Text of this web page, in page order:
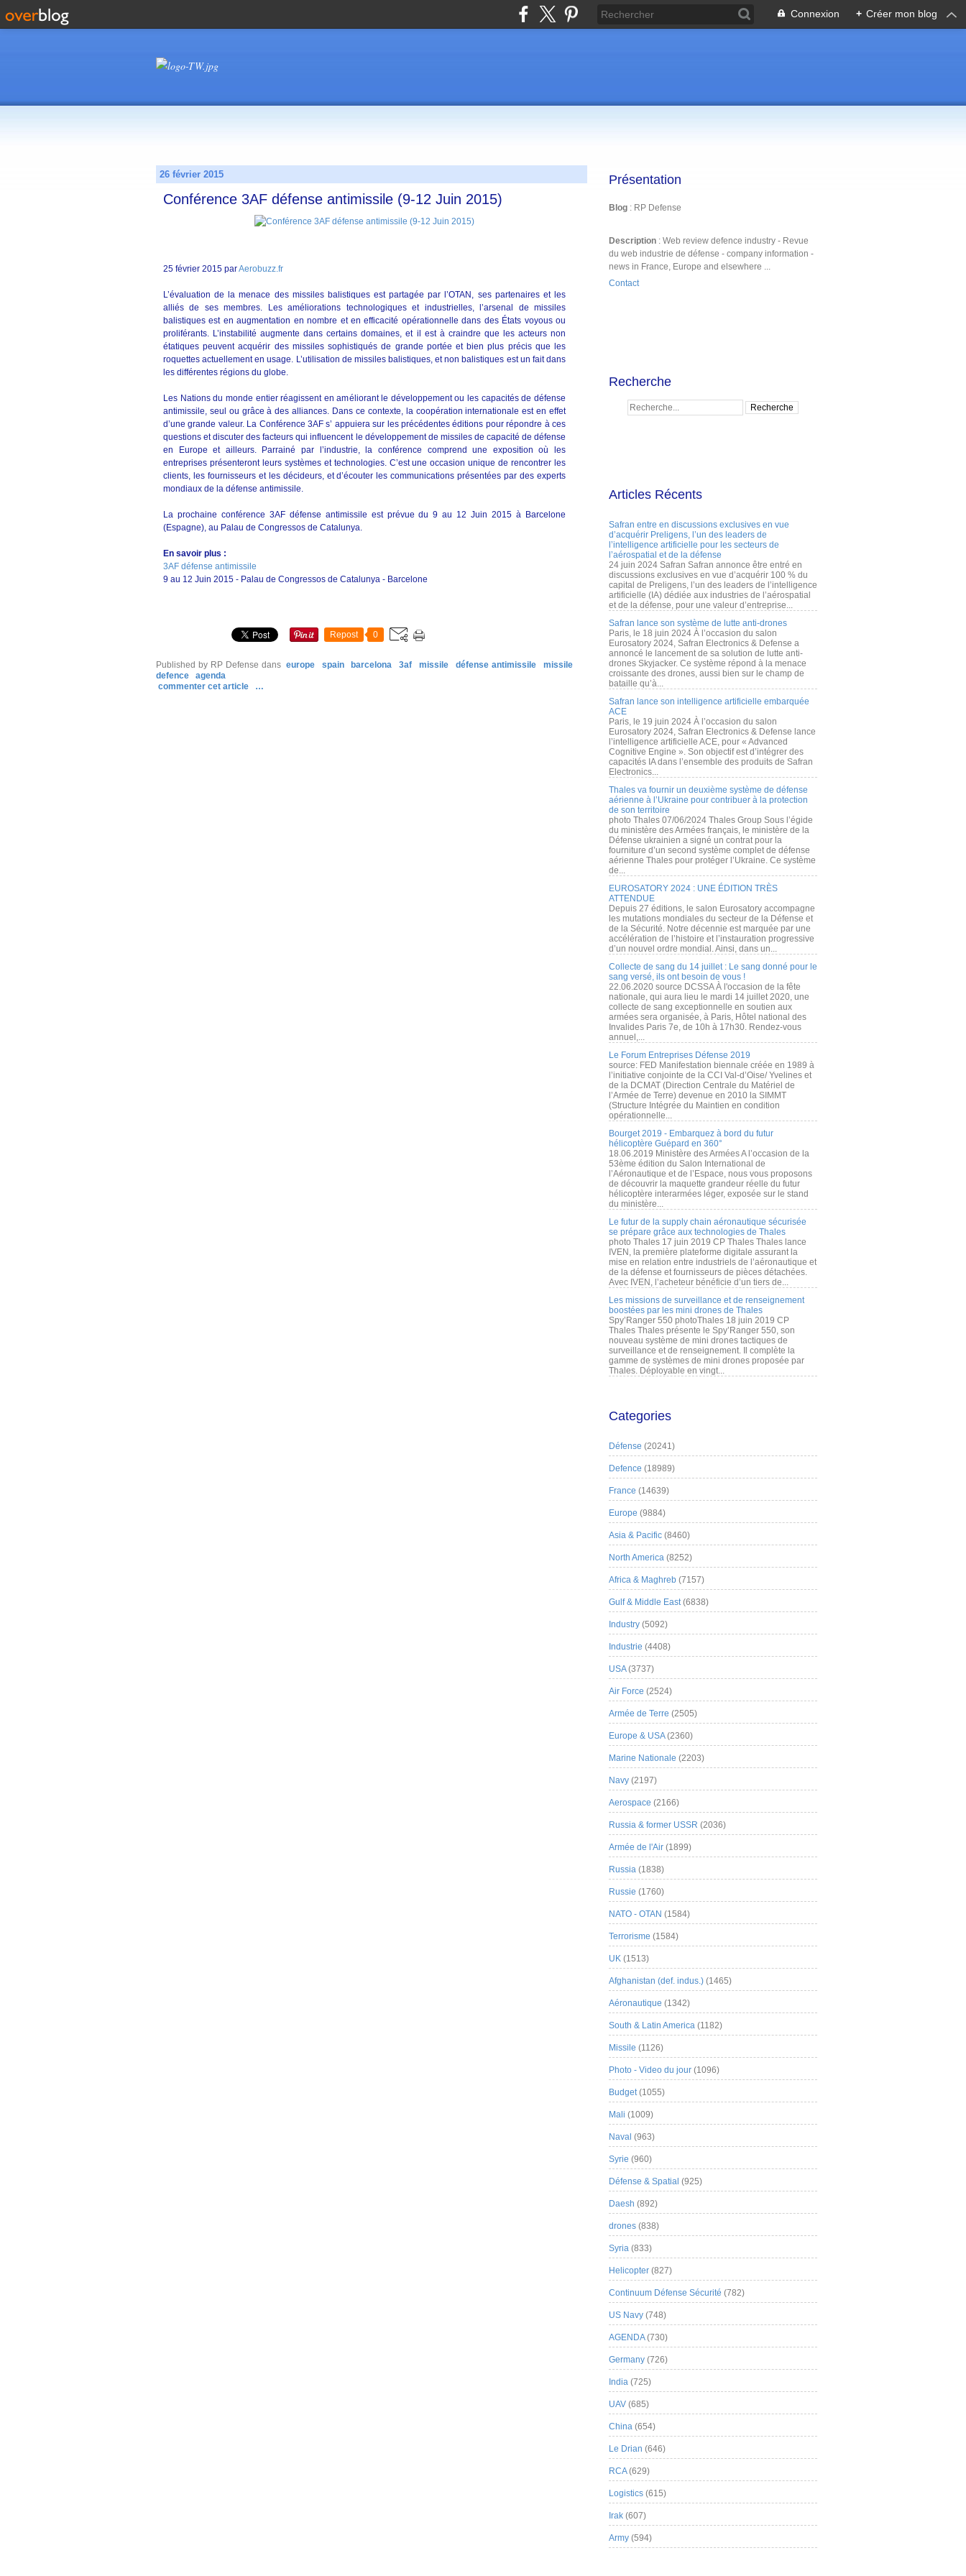
Connexion + Créer mon blog
26 février 2015
Conférence 3AF défense antimissile (9-12 Juin 2015)
25 février 2015 parAerobuzz.fr
L’évaluation de la menace des missiles balistiques est partagée par l’OTAN, ses partenaires et les
alliés de ses membres. Les améliorations technologiques et industrielles, l’arsenal de missiles
balistiques est en augmentation en nombre et en efficacité opérationnelle dans des États voyous ou
proliférants. L’instabilité augmente dans certains domaines, et il est à craindre que les acteurs non
étatiques peuvent acquérir des missiles sophistiqués de grande portée et bien plus précis que les
roquettes actuellement en usage. L’utilisation de missiles balistiques, et non balistiques est un fait dans
les différentes régions du globe.
Les Nations du monde entier réagissent en améliorant le développement ou les capacités de défense
antimissile, seul ou grâce à des alliances. Dans ce contexte, la coopération internationale est en effet
d’une grande valeur. La Conférence 3AF s’ appuiera sur les précédentes éditions pour répondre à ces
questions et discuter des facteurs qui influencent le développement de missiles de capacité de défense
en Europe et ailleurs. Parrainé par l’industrie, la conférence comprend une exposition où les
entreprises présenteront leurs systèmes et technologies. C’est une occasion unique de rencontrer les
clients, les fournisseurs et les décideurs, et d’écouter les communications présentées par des experts
mondiaux de la défense antimissile.
La prochaine conférence 3AF défense antimissile est prévue du 9 au 12 Juin 2015 à Barcelone
(Espagne), au Palau de Congressos de Catalunya.
En savoir plus :
3AF défense antimissile
9 au 12 Juin 2015 - Palau de Congressos de Catalunya - Barcelone
Repost 0
Published by RP Defense dans europe spain barcelona 3af missile défense antimissile
missile
defence
agenda
commenter cet article
…
Présentation
Blog : RP Defense
Description : Web review defence industry - Revue
du web industrie de défense - company information -
news in France, Europe and elsewhere ...
Contact
Recherche
Articles Récents
Safran entre en discussions exclusives en vue
d’acquérir Preligens, l’un des leaders de
l’intelligence artificielle pour les secteurs de
l’aérospatial et de la défense
24 juin 2024 Safran Safran annonce être entré en
discussions exclusives en vue d’acquérir 100 % du
capital de Preligens, l’un des leaders de l’intelligence
artificielle (IA) dédiée aux industries de l’aérospatial
et de la défense, pour une valeur d’entreprise...
Safran lance son système de lutte anti-drones
Paris, le 18 juin 2024 À l’occasion du salon
Eurosatory 2024, Safran Electronics & Defense a
annoncé le lancement de sa solution de lutte anti-
drones Skyjacker. Ce système répond à la menace
croissante des drones, aussi bien sur le champ de
bataille qu’à...
Safran lance son intelligence artificielle embarquée
ACE
Paris, le 19 juin 2024 À l’occasion du salon
Eurosatory 2024, Safran Electronics & Defense lance
l’intelligence artificielle ACE, pour « Advanced
Cognitive Engine ». Son objectif est d’intégrer des
capacités IA dans l’ensemble des produits de Safran
Electronics...
Thales va fournir un deuxième système de défense
aérienne à l’Ukraine pour contribuer à la protection
de son territoire
photo Thales 07/06/2024 Thales Group Sous l’égide
du ministère des Armées français, le ministère de la
Défense ukrainien a signé un contrat pour la
fourniture d’un second système complet de défense
aérienne Thales pour protéger l’Ukraine. Ce système
de...
EUROSATORY 2024 : UNE ÉDITION TRÈS
ATTENDUE
Depuis 27 éditions, le salon Eurosatory accompagne
les mutations mondiales du secteur de la Défense et
de la Sécurité. Notre décennie est marquée par une
accélération de l’histoire et l’instauration progressive
d’un nouvel ordre mondial. Ainsi, dans un...
Collecte de sang du 14 juillet : Le sang donné pour le
sang versé, ils ont besoin de vous !
22.06.2020 source DCSSA À l'occasion de la fête
nationale, qui aura lieu le mardi 14 juillet 2020, une
collecte de sang exceptionnelle en soutien aux
armées sera organisée, à Paris, Hôtel national des
Invalides Paris 7e, de 10h à 17h30. Rendez-vous
annuel,...
Le Forum Entreprises Défense 2019
source: FED Manifestation biennale créée en 1989 à
l’initiative conjointe de la CCI Val-d’Oise/ Yvelines et
de la DCMAT (Direction Centrale du Matériel de
l’Armée de Terre) devenue en 2010 la SIMMT
(Structure Intégrée du Maintien en condition
opérationnelle...
Bourget 2019 - Embarquez à bord du futur
hélicoptère Guépard en 360°
18.06.2019 Ministère des Armées A l’occasion de la
53ème édition du Salon International de
l’Aéronautique et de l’Espace, nous vous proposons
de découvrir la maquette grandeur réelle du futur
hélicoptère interarmées léger, exposée sur le stand
du ministère...
Le futur de la supply chain aéronautique sécurisée
se prépare grâce aux technologies de Thales
photo Thales 17 juin 2019 CP Thales Thales lance
IVEN, la première plateforme digitale assurant la
mise en relation entre industriels de l’aéronautique et
de la défense et fournisseurs de pièces détachées.
Avec IVEN, l’acheteur bénéficie d’un tiers de...
Les missions de surveillance et de renseignement
boostées par les mini drones de Thales
Spy’Ranger 550 photoThales 18 juin 2019 CP
Thales Thales présente le Spy’Ranger 550, son
nouveau système de mini drones tactiques de
surveillance et de renseignement. Il complète la
gamme de systèmes de mini drones proposée par
Thales. Déployable en vingt...
Categories
Défense (20241)
Defence (18989)
France (14639)
Europe (9884)
Asia & Pacific (8460)
North America (8252)
Africa & Maghreb (7157)
Gulf & Middle East(6838)
Industry (5092)
Industrie (4408)
USA(3737)
Air Force (2524)
Armée de Terre (2505)
Europe & USA(2360)
Marine Nationale (2203)
Navy (2197)
Aerospace (2166)
Russia & former USSR (2036)
Armée de l'Air (1899)
Russia (1838)
Russie (1760)
NATO - OTAN (1584)
Terrorisme (1584)
UK (1513)
Afghanistan (def. indus.) (1465)
Aéronautique (1342)
South & Latin America (1182)
Missile (1126)
Photo - Video du jour (1096)
Budget(1055)
Mali (1009)
Naval (963)
Syrie (960)
Défense & Spatial (925)
Daesh (892)
drones (838)
Syria (833)
Helicopter (827)
Continuum Défense Sécurité (782)
US Navy (748)
AGENDA(730)
Germany (726)
India (725)
UAV (685)
China (654)
Le Drian (646)
RCA(629)
Logistics (615)
Irak (607)
Army (594)